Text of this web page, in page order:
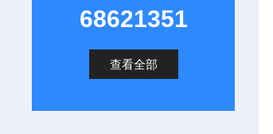
68621351
查看全部